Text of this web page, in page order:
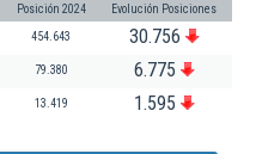
Posición 2024 Evolución Posiciones
454.643 30.756
79.380 6.775
13.419 1.595